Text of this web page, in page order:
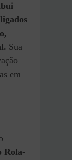
Sua
em
Rola-